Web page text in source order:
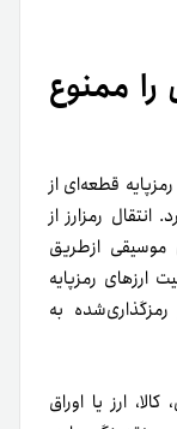
را ممنوع
قطعه‌ای از
رمزارز از
موسیقی از‌طریق
ارزهای رمزپایه
رمزگذاری‌شده به
ارز یا اوراق